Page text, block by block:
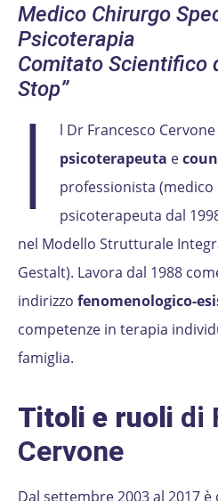
Medico Chirurgo
Psicoterapia
Comitato Scientifico
Stop”
I l Dr Francesco
psicoterapeuta e
professionista (medico
psicoterapeuta dal
nel Modello Strutturale
Gestalt). Lavora dal 1988
indirizzo fenomenologico-
competenze in terapia
famiglia.
Titoli e ruoli di
Cervone
Dal settembre 2003 al 2017